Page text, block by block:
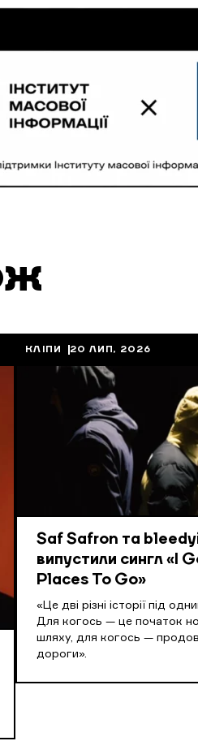
КЛІПИ 20 ЛИП, 2026
Saf Safron та
випустили сингл «I
Places To Go»
«Це дві різні історії під
Для когось — це початок
шляху, для когось —
дороги».